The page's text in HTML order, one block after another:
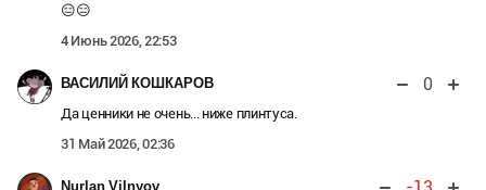
😑😑
4 Июнь 2026, 22:53
ВАСИЛИЙ КОШКАРОВ 0
Да ценники не очень... ниже плинтуса.
31 Май 2026, 02:36
Nurlan Vilnyov